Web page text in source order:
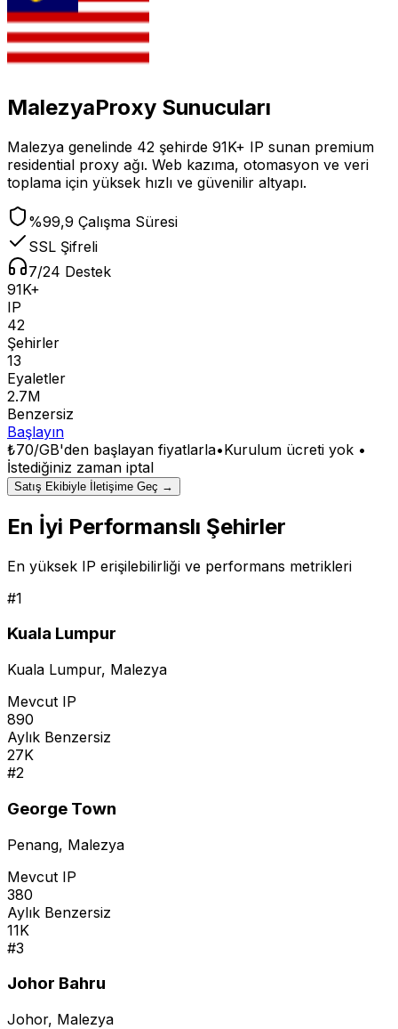
MalezyaProxy Sunucuları
Malezya genelinde 42 şehirde 91K+ IP sunan premium
residential proxy ağı. Web kazıma, otomasyon ve veri
toplama için yüksek hızlı ve güvenilir altyapı.
%99,9 Çalışma Süresi
SSL Şifreli
7/24 Destek
91K+
IP
42
Şehirler
13
Eyaletler
2.7M
Benzersiz
Başlayın
₺70/GB'den başlayan fiyatlarla•Kurulum ücreti yok •
İstediğiniz zaman iptal
Satış Ekibiyle İletişime Geç →
En İyi Performanslı Şehirler
En yüksek IP erişilebilirliği ve performans metrikleri
#1
Kuala Lumpur
Kuala Lumpur, Malezya
Mevcut IP
890
Aylık Benzersiz
27K
#2
George Town
Penang, Malezya
Mevcut IP
380
Aylık Benzersiz
11K
#3
Johor Bahru
Johor, Malezya